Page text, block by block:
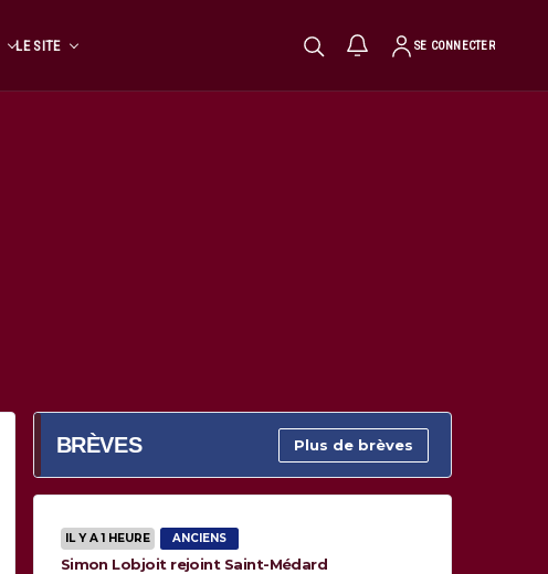
LE SITE SE CONNECTER
BRÈVES Plus de brèves
IL Y A 1 HEURE ANCIENS
Simon Lobjoit rejoint Saint-Médard